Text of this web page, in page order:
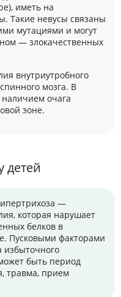
иметь на
Такие невусы связаны
мутациями и могут
— злокачественных
внутриутробного
мозга. В
наличием очага
зоне.
детей
—
которая нарушает
белков в
Пусковыми факторами
избыточного
быть период
травма, прием